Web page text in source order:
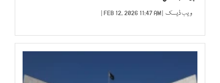
ویب ڈیسک | FEB 12, 2026 11:47 AM |